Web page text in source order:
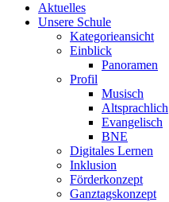
Aktuelles
Unsere Schule
Kategorieansicht
Einblick
Panoramen
Profil
Musisch
Altsprachlich
Evangelisch
BNE
Digitales Lernen
Inklusion
Förderkonzept
Ganztagskonzept